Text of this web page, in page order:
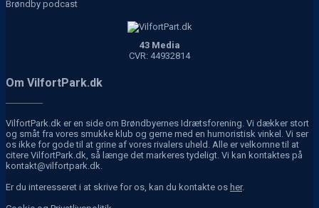
Brøndby podcast
43 Media
CVR: 44932814
Om VilfortPark.dk
VilfortPark.dk er en side om Brøndbyernes Idrætsforening. Vi dækker stort
og småt fra vores smukke klub og gerne med en humoristisk vinkel. Vi ser
os ikke for gode til at grine af vores rivalers uheld. Alle er velkomne til at
citere VilfortPark.dk, så længe det markeres tydeligt. Vi kan kontaktes på
kontakt@vilfortpark.dk.
Er du interesseret i at skrive for os, kan du kontakte os her.